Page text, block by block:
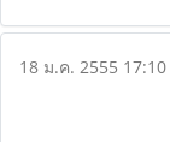
18 ม.ค. 2555 17:10